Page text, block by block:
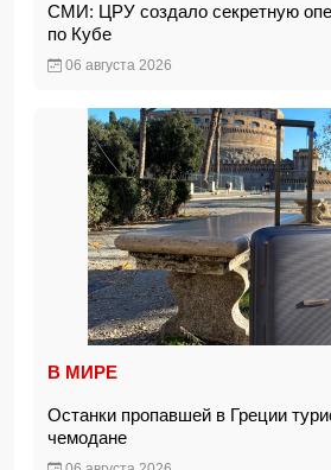
СМИ: ЦРУ создало секретную
по Кубе
06 августа 2026
В МИРЕ
Останки пропавшей в Греции
чемодане